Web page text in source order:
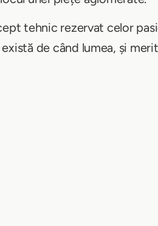
tehnic rezervat celor
de când lumea, și